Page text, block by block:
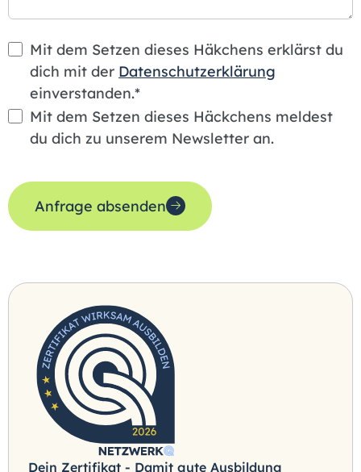
Mit dem Setzen dieses Häkchens erklärst du
dich mit der Datenschutzerklärung
einverstanden.*
Mit dem Setzen dieses Häckchens meldest
du dich zu unserem Newsletter an.
Anfrage absenden
Dein Zertifikat - Damit gute Ausbildung